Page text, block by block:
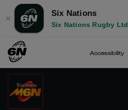
✕
Six Nations
Six Nations Rugby Ltd
Accessibility